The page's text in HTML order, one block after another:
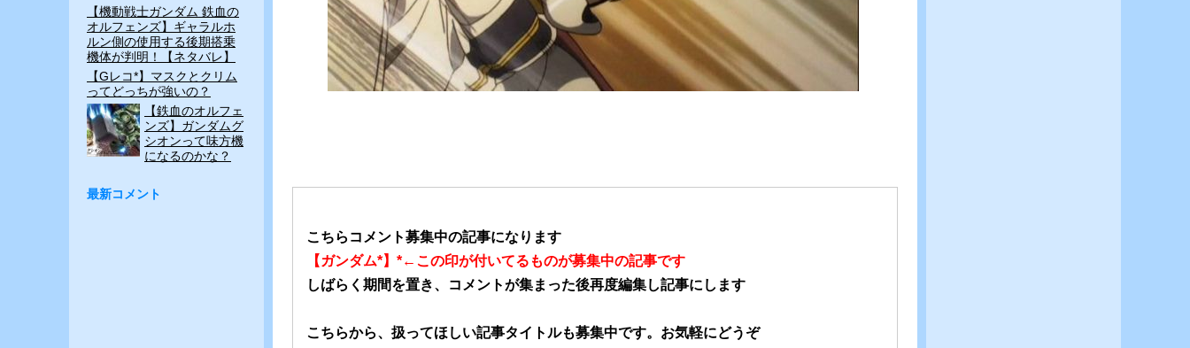
こちらコメント募集中の記事になります
【ガンダム*】*←この印が付いてるものが募集中の記事です
しばらく期間を置き、コメントが集まった後再度編集し記事にします
こちらから、扱ってほしい記事タイトルも募集中です。お気軽にどうぞ
【機動戦士ガンダム 鉄血の
オルフェンズ】ギャラルホ
ルン側の使用する後期搭乗
機体が判明！【ネタバレ】
【Gレコ*】マスクとクリム
ってどっちが強いの？
【鉄血のオルフェ
ンズ】ガンダムグ
シオンって味方機
になるのかな？
最新コメント